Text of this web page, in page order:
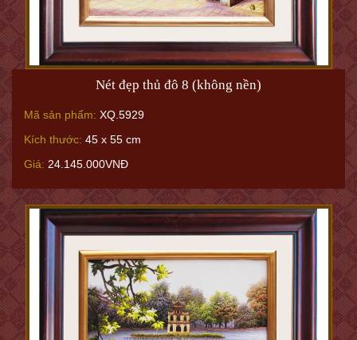
Nét đẹp thủ đô 8 (không nền)
Mã sản phẩm: XQ.5929
Kích thước: 45 x 55 cm
Giá: 24.145.000VNĐ